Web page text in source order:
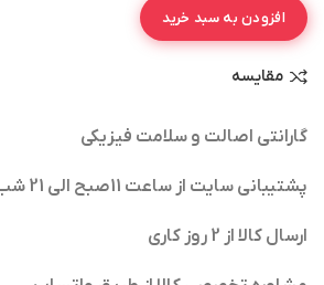
افزودن به سبد خرید
مقایسه
گارانتی اصالت و سلامت فیزیکی
پشتیبانی سایت از ساعت 11صبح الی 21 شب
ارسال کالا از 2 روز کاری